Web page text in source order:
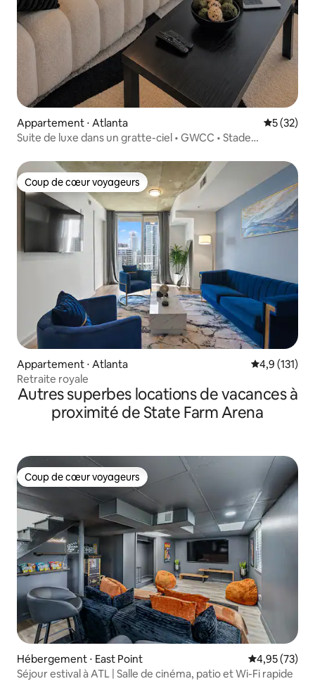
Appartement ⋅ Atlanta
5 (32)
Suite de luxe dans un gratte-ciel • GWCC • Stade
Coup de cœur voyageurs
Coup de cœur voyageurs
Appartement ⋅ Atlanta Évaluation
4,9 (131)
Retraite royale
Autres superbes locations de vacances à
proximité de State Farm Arena
Coup de cœur voyageurs
Coup de cœur voyageurs
Hébergement ⋅ East Point Évaluation
4,95 (73)
Séjour estival à ATL | Salle de cinéma, patio et Wi-Fi rapide